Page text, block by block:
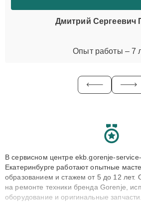
Дмитрий Сергеевич
Опыт работы – 7
В сервисном центре ekb.gorenje-
Екатеринбурге работают опытные
образованием и стажем от 5 до 12 лет.
на ремонте техники бренда Gorenje,
оборудование и оригинальные